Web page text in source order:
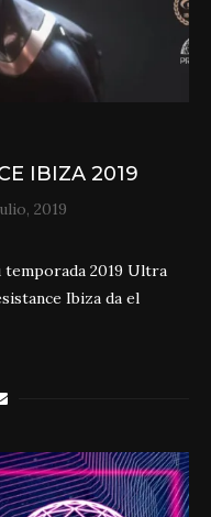
IBIZA 2019
2019
temporada 2019 Ultra
Ibiza da el